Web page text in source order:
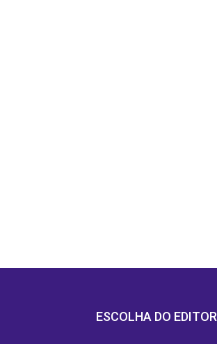
ESCOLHA DO EDITOR